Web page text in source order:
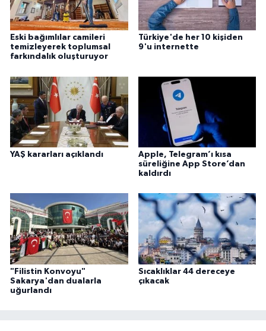
Eski bağımlılar camileri
temizleyerek toplumsal
farkındalık oluşturuyor
Türkiye'de her 10 kişiden
9'u internette
YAŞ kararları açıklandı
Apple, Telegram’ı kısa
süreliğine App Store’dan
kaldırdı
"Filistin Konvoyu"
Sakarya'dan dualarla
uğurlandı
Sıcaklıklar 44 dereceye
çıkacak
Diyarbakır Müftülüğü
Düzce Müftülüğü
Elazığ Müftülüğü
Erzincan Müftülüğü
Erzurum Müftülüğü
Gaziantep Müftülüğü
Giresun Müftülüğü
Gümüşhane Müftülüğü
İhtida Haberleri
YAŞAM